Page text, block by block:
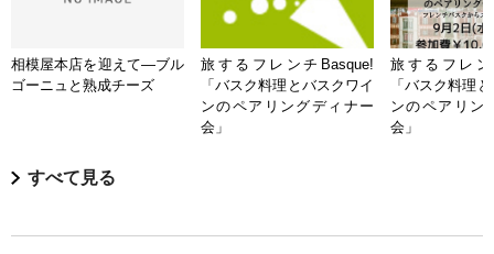
相模屋本店を迎えて―ブル
ゴーニュと熟成チーズ
旅するフレンチBasque!
「バスク料理とバスクワイ
ンのペアリングディナー
会」
旅するフレン
「バスク料理
ンのペアリン
会」
すべて見る